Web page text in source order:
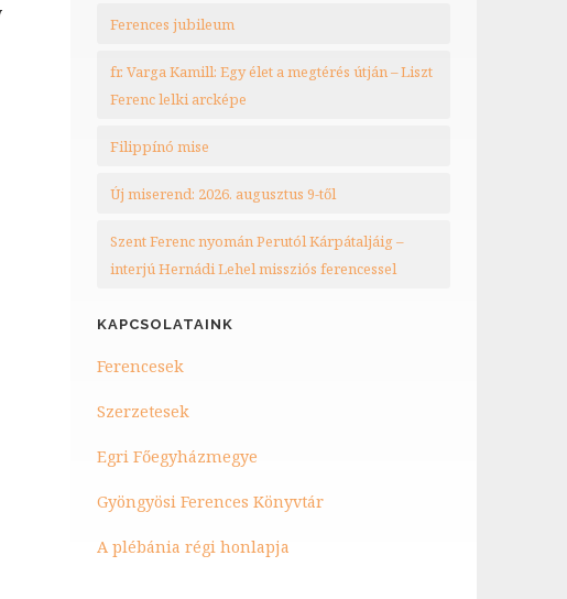
Ferences jubileum
fr. Varga Kamill: Egy élet a megtérés útján – Liszt
Ferenc lelki arcképe
Filippínó mise
Új miserend: 2026. augusztus 9-től
Szent Ferenc nyomán Perutól Kárpátaljáig –
interjú Hernádi Lehel missziós ferencessel
KAPCSOLATAINK
Ferencesek
Szerzetesek
Egri Főegyházmegye
Gyöngyösi Ferences Könyvtár
A plébánia régi honlapja